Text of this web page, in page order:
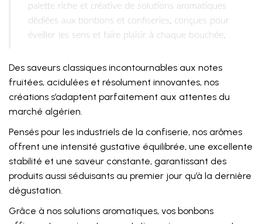
palette riche et créative de solutions aromatiques
dédiées aux bonbons et confiseries, conçues pour
éveiller les sens et faire plaisir à chaque bouchée.
Des saveurs classiques incontournables aux notes
fruitées, acidulées et résolument innovantes, nos
créations s’adaptent parfaitement aux attentes du
marché algérien.
Pensés pour les industriels de la confiserie, nos arômes
offrent une intensité gustative équilibrée, une excellente
stabilité et une saveur constante, garantissant des
produits aussi séduisants au premier jour qu’à la dernière
dégustation.
Grâce à nos solutions aromatiques, vos bonbons